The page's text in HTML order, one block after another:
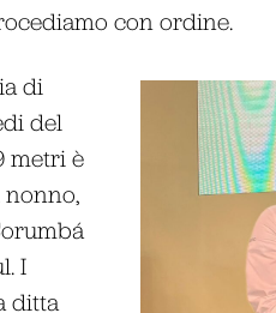
con ordine.
di
del
metri è
I
ditta